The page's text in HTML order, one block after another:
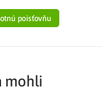
poisťovňu
mohli